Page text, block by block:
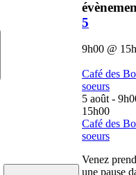
5
9h00 @
Café des
soeurs
5 août -
15h00
Café des
soeurs
Venez
une pause